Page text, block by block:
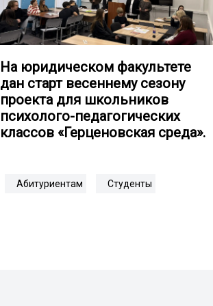
На юридическом факультете
дан старт весеннему сезону
проекта для школьников
психолого-педагогических
классов «Герценовская среда».
Абитуриентам Студенты